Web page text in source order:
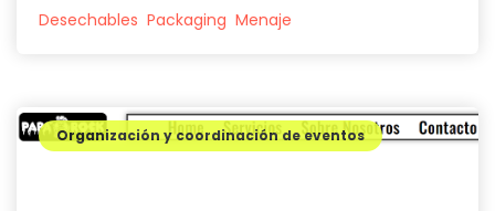
Desechables Packaging Menaje
Organización y coordinación de eventos